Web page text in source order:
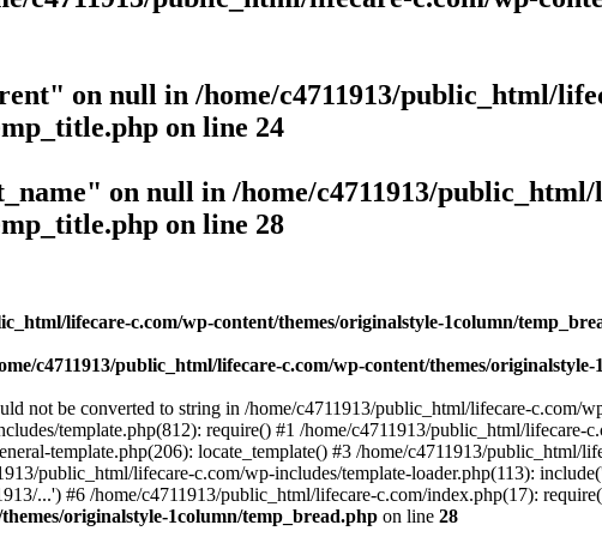
on null in /home/c4711913/public_html/
on line 24
on null in /home/c4711913/
on line 28
lifecare-c.com/wp-content/themes/originalstyle-1column/
c4711913/public_html/lifecare-c.com/wp-content/themes/
not be converted to string in /home/c4711913/public_html/lifecare-c.com/
template.php(812): require() #1 /home/c4711913/public_html/lifecare-
template.php(206): locate_template() #3 /home/c4711913/public_html/
public_html/lifecare-c.com/wp-includes/template-loader.php(113):
...') #6 /home/c4711913/public_html/lifecare-c.com/index.php(17):
originalstyle-1column/temp_bread.php on line 28